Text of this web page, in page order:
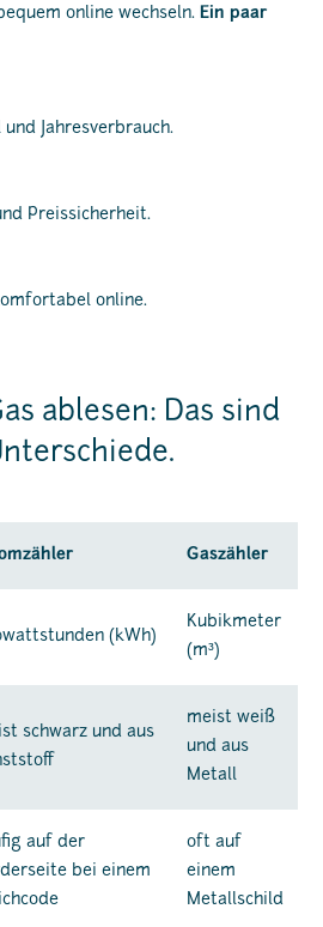
online wechseln. Ein paar
Jahresverbrauch.
Preissicherheit.
online.
ablesen: Das sind
Gaszähler
(kWh)
Kubikmeter
(m³)
schwarz und aus
meist weiß
und aus
Metall
auf der
bei einem
oft auf
einem
Metallschild